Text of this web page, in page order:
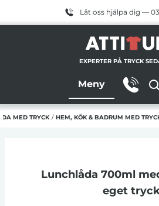
Låt oss hjälpa dig —
EXPERTER PÅ TRYCK
Meny
MED TRYCK / HEM, KÖK & BADRUM MED
Lunchlåda 700ml
eget